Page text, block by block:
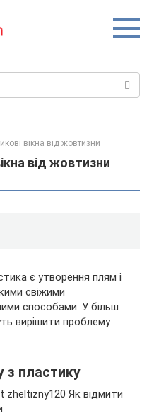
вікна від жовтизни
від жовтизни
є утворення плям і
свіжими
способами. У більш
вирішити проблему
з пластику